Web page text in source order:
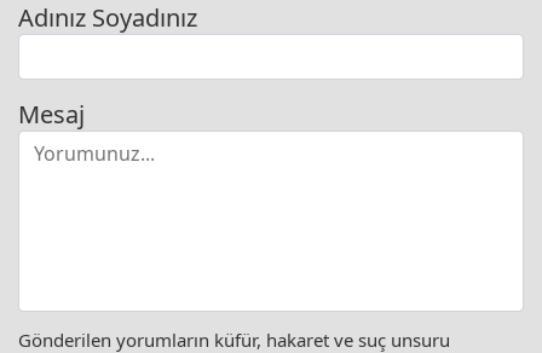
Adınız Soyadınız
Mesaj
Gönderilen yorumların küfür, hakaret ve suç unsuru